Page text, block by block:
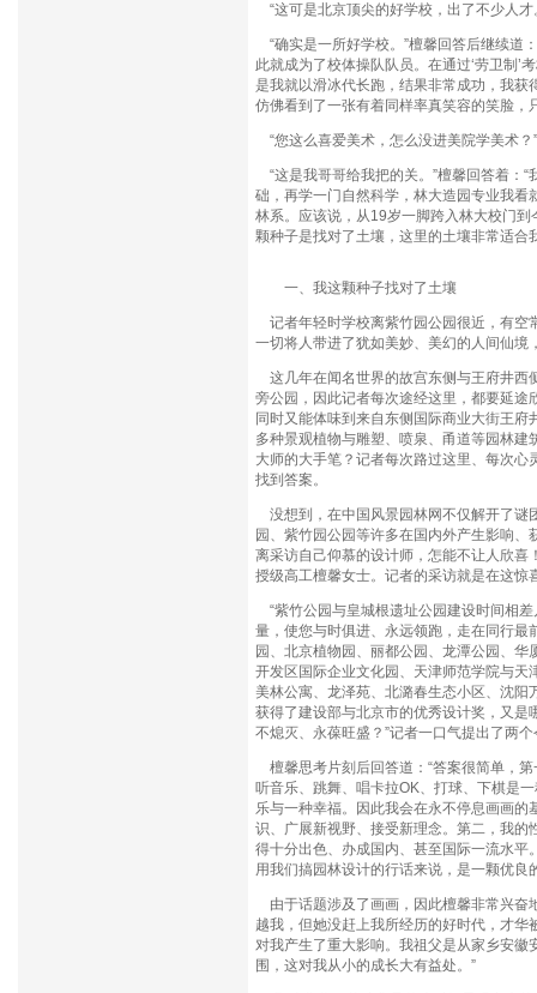
“这可是北京顶尖的好学校，出了不少人才
“确实是一所好学校。”檀馨回答后继续道
此就成为了校体操队队员。在通过‘劳卫制
是我就以滑冰代长跑，结果非常成功，我获
仿佛看到了一张有着同样率真笑容的笑脸
“您这么喜爱美术，怎么没进美院学美术？
“这是我哥哥给我把的关。”檀馨回答着：
础，再学一门自然科学，林大造园专业我
林系。应该说，从19岁一脚跨入林大校门
颗种子是找对了土壤，这里的土壤非常适合
一、我这颗种子找对了土壤
记者年轻时学校离紫竹园公园很近，有空
一切将人带进了犹如美妙、美幻的人间仙
这几年在闻名世界的故宫东侧与王府井西
旁公园，因此记者每次途经这里，都要延
同时又能体味到来自东侧国际商业大街王
多种景观植物与雕塑、喷泉、甬道等园林
大师的大手笔？记者每次路过这里、每次
找到答案。
没想到，在中国风景园林网不仅解开了谜
园、紫竹园公园等许多在国内外产生影响
离采访自己仰慕的设计师，怎能不让人欣
授级高工檀馨女士。记者的采访就是在这惊
“紫竹公园与皇城根遗址公园建设时间相
量，使您与时俱进、永远领跑，走在同行
园、北京植物园、丽都公园、龙潭公园、
开发区国际企业文化园、天津师范学院与
美林公寓、龙泽苑、北潞春生态小区、沈
获得了建设部与北京市的优秀设计奖，又
不熄灭、永葆旺盛？”记者一口气提出了两
檀馨思考片刻后回答道：“答案很简单，
听音乐、跳舞、唱卡拉OK、打球、下棋是
乐与一种幸福。因此我会在永不停息画画
识、广展新视野、接受新理念。第二，我
得十分出色、办成国内、甚至国际一流水平
用我们搞园林设计的行话来说，是一颗优
由于话题涉及了画画，因此檀馨非常兴奋
越我，但她没赶上我所经历的好时代，才
对我产生了重大影响。我祖父是从家乡安
围，这对我从小的成长大有益处。”